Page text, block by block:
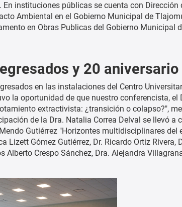
En instituciones públicas se cuenta con
Ambiental en el Gobierno Municipal de
en Obras Publicas del Gobierno Municipal
y 20 aniversario
en las instalaciones del Centro
la oportunidad de que nuestro conferencista,
extractivista: ¿transición o colapso?",
de la Dra. Natalia Correa Delval se llevó
Gutiérrez "Horizontes multidisciplinares
Lizett Gómez Gutiérrez, Dr. Ricardo Ortiz Rivera,
Alberto Crespo Sánchez, Dra. Alejandra